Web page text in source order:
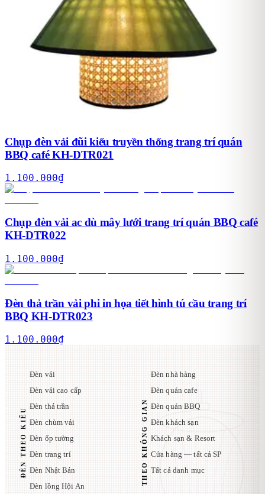
Chụp đèn vải đũi kiểu truyền thống trang trí quán
BBQ café KH-DTR021
1.100.000₫
Chụp đèn vải ac dù mây lưới trang trí quán BBQ café
KH-DTR022
1.100.000₫
Đèn thả trần vải phi in họa tiết hình tú cầu trang trí
BBQ KH-DTR023
1.100.000₫
ĐÈN THEO KIỂU
Đèn vải
Đèn vải cao cấp
Đèn thả trần
Đèn chùm vải
Đèn ốp tường
Đèn trang trí
Đèn Nhật Bản
Đèn lồng Hội An
THEO KHÔNG GIAN
Đèn nhà hàng
Đèn quán cafe
Đèn quán BBQ
Đèn khách sạn
Khách sạn & Resort
Cửa hàng — tất cả SP
Tất cả danh mục